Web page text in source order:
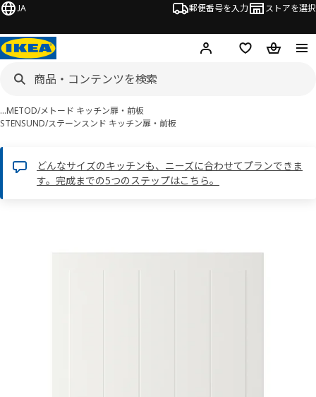
JA 郵便番号を入力 ストアを選択
ログイン・新規入会
欲しいものリスト
カート
…METOD/メトード キッチン扉・前板
STENSUND/ステーンスンド キッチン扉・前板
どんなサイズのキッチンも、ニーズに合わせてプランできま
す。完成までの5つのステップはこちら。